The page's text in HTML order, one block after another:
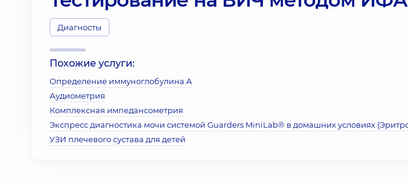
Диагносты
Похожие услуги:
Определение иммуноглобулина А
Аудиометрия
Комплексная импедансометрия
Экспресс диагностика мочи системой Guarders MiniLab® в домашних условиях
УЗИ плечевого сустава для детей